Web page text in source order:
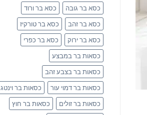
כסא בר גובה
כסא בר ורוד
כסא בר זהב
כסא בר טורקיז
כסא בר ירוק
כסא בר כפרי
כסאות בר במבצע
כסאות בר בצבע זהב
כסאות בר דמוי עור
כסאות בר וינטג
כסאות בר זולים
כסאות בר חוץ